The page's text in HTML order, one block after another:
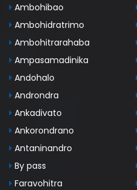
Ambohibao
Ambohidratrimo
Ambohitrarahaba
Ampasamadinika
Andohalo
Androndra
Ankadivato
Ankorondrano
Antaninandro
By pass
Faravohitra